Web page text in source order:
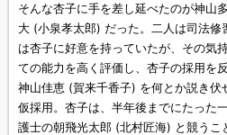
そんな杏子に手を差し延べたのが神山
大 (小泉孝太郎) だった。二人は司法修
は杏子に好意を持っていたが、その気
ての能力を高く評価し、杏子の採用を
神山佳恵 (賀来千香子) を何とか説き伏
仮採用。杏子は、半年後までにたった
護士の朝飛光太郎 (北村匠海) と競うこ